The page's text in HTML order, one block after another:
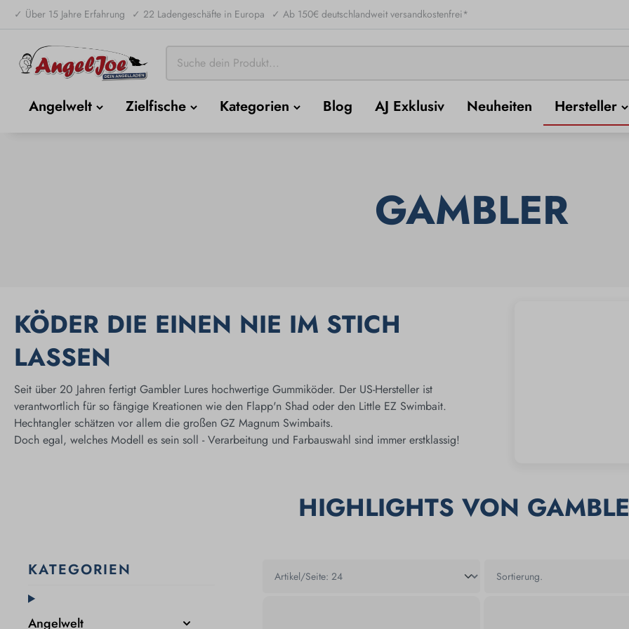
✓ Über 15 Jahre Erfahrung ✓ 22 Ladengeschäfte in Europa ✓ Ab 150€ deutschlandweit versandkostenfrei*
Angelwelt Zielfische Kategorien Blog AJ Exklusiv Neuheiten Hersteller
GAMBLER
KÖDER DIE EINEN NIE IM STICH
LASSEN
Seit über 20 Jahren fertigt Gambler Lures hochwertige Gummiköder. Der US-Hersteller ist
verantwortlich für so fängige Kreationen wie den Flapp'n Shad oder den Little EZ Swimbait.
Hechtangler schätzen vor allem die großen GZ Magnum Swimbaits.
Doch egal, welches Modell es sein soll - Verarbeitung und Farbauswahl sind immer erstklassig!
HIGHLIGHTS VON
KATEGORIEN
Angelwelt